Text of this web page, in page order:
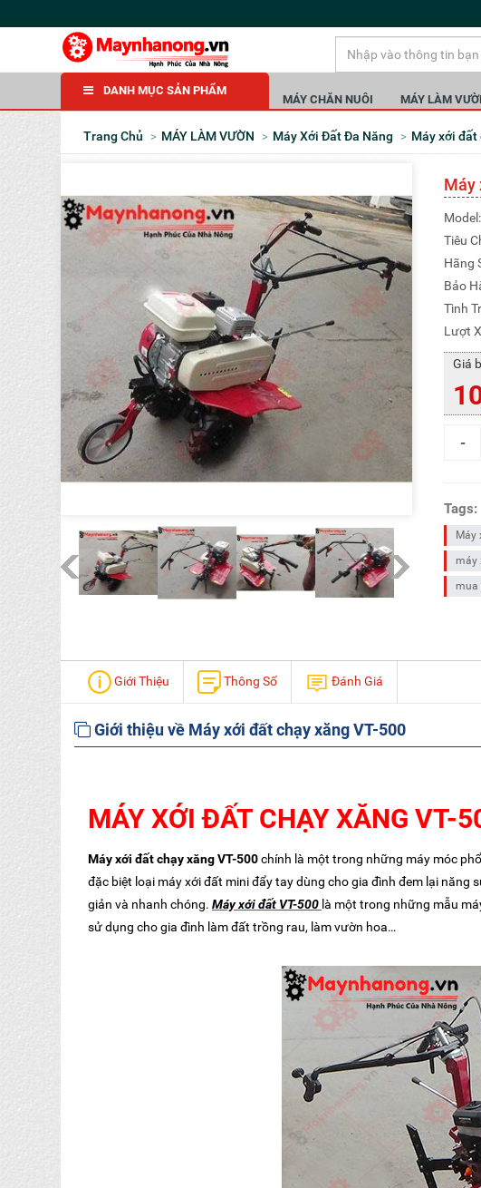
DANH MỤC SẢN PHẨM
MÁY CHĂN NUÔI MÁY LÀM
Trang Chủ MÁY LÀM VƯỜN Máy Xới Đất Đa Năng Máy xới
Máy
Tiêu
Hãng
Bảo
Tình
Lượt
Giá
Tags:
Máy
máy
mua
Giới Thiệu Thông Số Đánh Giá
Giới thiệu về Máy xới đất chạy xăng VT-500
MÁY XỚI ĐẤT CHẠY XĂNG VT-
Máy xới đất chạy xăng VT-500chính là một trong những máy móc
đặc biệt loại máy xới đất mini đẩy tay dùng cho gia đình đem lại
giản và nhanh chóng. Máy xới đất VT-500 là một trong những mẫu
sử dụng cho gia đình làm đất trồng rau, làm vườn hoa…